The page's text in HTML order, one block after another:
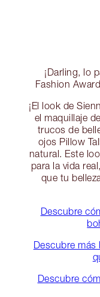
¡Darling, lo
Fashion
¡El look de
el maquillaje
trucos de
ojos Pillow
natural. Este
para la vida
que tu
Descubre
Descubre más
Descubre